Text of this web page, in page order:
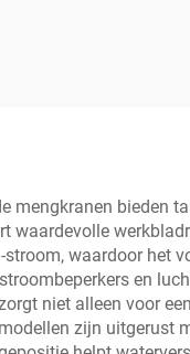
mengkranen bieden
waardevolle
waardoor het
en
niet alleen voor
zijn uitgerust